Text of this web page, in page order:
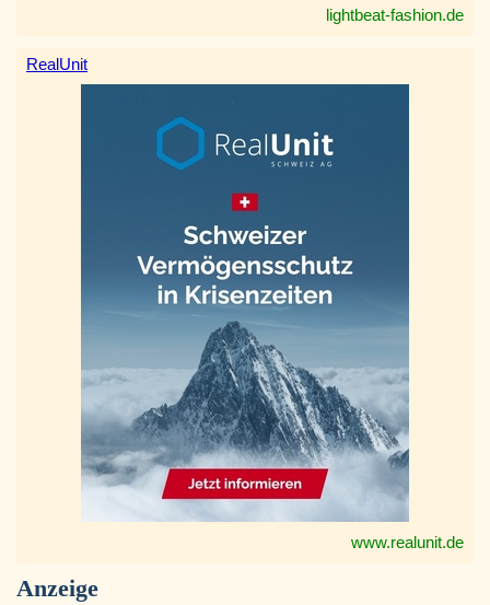
lightbeat-fashion.de
RealUnit
www.realunit.de
Anzeige